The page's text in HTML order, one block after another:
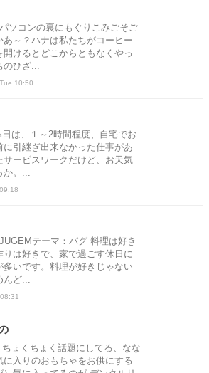
ソコンの裏にもぐりこみごそご
～？ハナは私たちがコーヒー
けるとどこからともなくやっ
ひざ...
10:50
は、１～2時間程度、自宅でお
引継ぎ出来なかった仕事があ
サービスワークだけど、お天気
。...
テーマ：パグ 料理は好き
りは好きで、家で過ごす休日に
多いです。料理が好きじゃない
ど...
ょくちょく話題にしてる、なな
入りのおもちゃをお供にする